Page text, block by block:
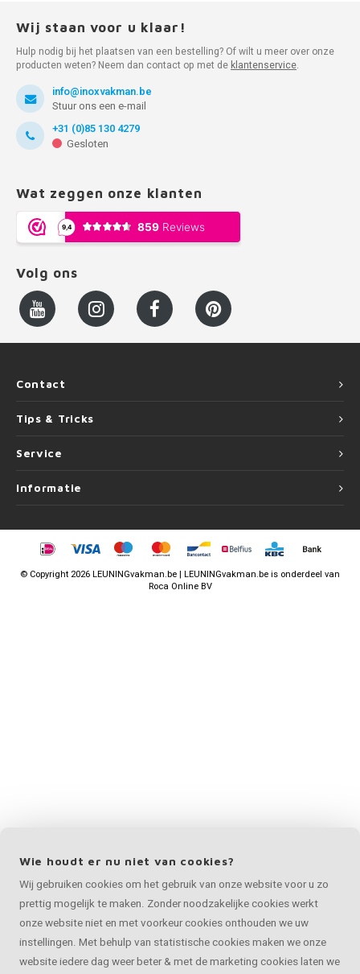
Wij staan voor u klaar!
Hulp nodig bij het plaatsen van een bestelling? Of wilt u meer over onze
producten weten? Neem dan contact op met de klantenservice.
info@inoxvakman.be
Stuur ons een e-mail
+31 (0)85 130 4279
Gesloten
Wat zeggen onze klanten
Volg ons
Contact
Tips & Tricks
Service
Informatie
© Copyright 2026 LEUNINGvakman.be | LEUNINGvakman.be is onderdeel van
Roca Online BV
Wie houdt er nu niet van cookies?
Wij gebruiken cookies om het gebruik van onze website voor u zo
prettig mogelijk te maken. Zonder noodzakelijke cookies werkt
onze website niet en met voorkeur cookies onthouden we uw
instellingen. Met behulp van statistische cookies maken we onze
website iedere dag weer beter & met de marketing cookies laten we